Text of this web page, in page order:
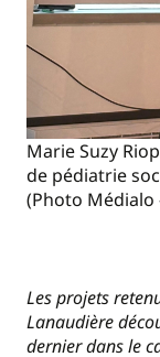
Marie Suzy
de pédiatrie
(Photo Médialo
Les projets
Lanaudière
dernier dans le